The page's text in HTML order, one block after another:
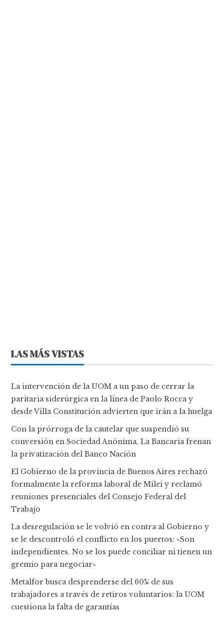
LAS MÁS VISTAS
La intervención de la UOM a un paso de cerrar la
paritaria siderúrgica en la línea de Paolo Rocca y
desde Villa Constitución advierten que irán a la huelga
Con la prórroga de la cautelar que suspendió su
conversión en Sociedad Anónima, La Bancaria frenan
la privatización del Banco Nación
El Gobierno de la provincia de Buenos Aires rechazó
formalmente la reforma laboral de Milei y reclamó
reuniones presenciales del Consejo Federal del
Trabajo
La desregulación se le volvió en contra al Gobierno y
se le descontroló el conflicto en los puertos: «Son
independientes. No se los puede conciliar ni tienen un
gremio para negociar»
Metalfor busca desprenderse del 60% de sus
trabajadores a través de retiros voluntarios: la UOM
cuestiona la falta de garantías